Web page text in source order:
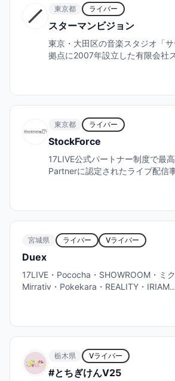
東京都 ライバー
スターマンビジョン
東京・大田区の音楽スタジオ「
拠点に2007年設立した有限会社
東京都 ライバー
StockForce
17LIVE公式パートナー制度で最
Partnerに認定されたライブ配信
宮城県 ライバー Vライバー
Duex
17LIVE・Pococha・SHOWROOM・ミ
Mirrativ・Pokekara・REALITY・
栃木県 Vライバー
#とちぎけんV25